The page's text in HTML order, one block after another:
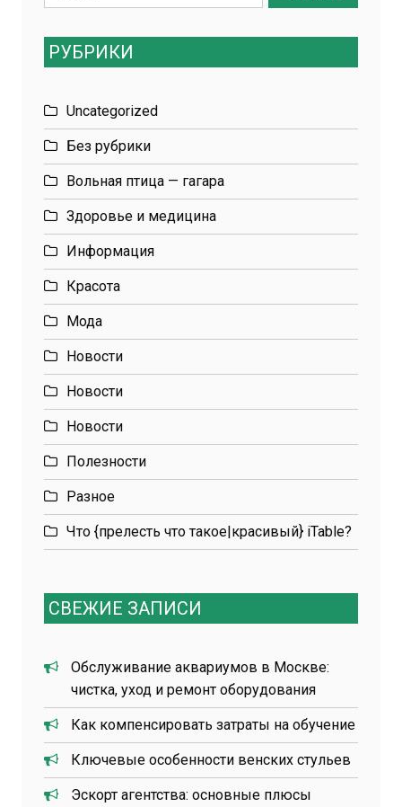
for:
РУБРИКИ
Uncategorized
Без рубрики
Вольная птица — гагара
Здоровье и медицина
Информация
Красота
Мода
Новости
Новости
Новости
Полезности
Разное
Что {прелесть что такое|красивый} iTable?
СВЕЖИЕ ЗАПИСИ
Обслуживание аквариумов в Москве:
чистка, уход и ремонт оборудования
Как компенсировать затраты на обучение
Ключевые особенности венских стульев
Эскорт агентства: основные плюсы